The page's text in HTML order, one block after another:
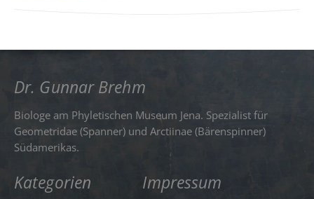
Dr. Gunnar Brehm
Biologe am Phyletischen Museum Jena. Spezialist für
Geometridae (Spanner) und Arctiinae (Bärenspinner)
Südamerikas.
Kategorien Impressum